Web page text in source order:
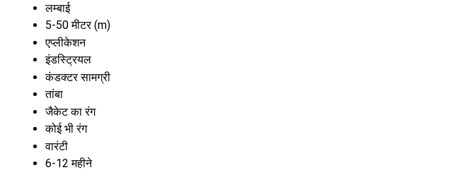
लम्बाई
5-50 मीटर (m)
एप्लीकेशन
इंडस्ट्रियल
कंडक्टर सामग्री
तांबा
जैकेट का रंग
कोई भी रंग
वारंटी
6-12 महीने